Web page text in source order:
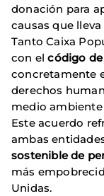
donación para
causas que
Tanto Caixa
con elcódigo
concretamente
derechos
medio
Este acuerdo
ambas
sostenible de
más
Unidas.